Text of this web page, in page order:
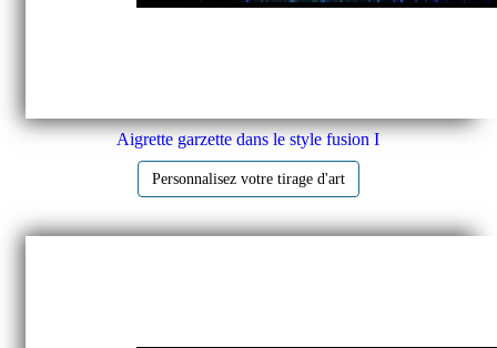
Aigrette garzette dans le style fusion I
Personnalisez votre tirage d'art